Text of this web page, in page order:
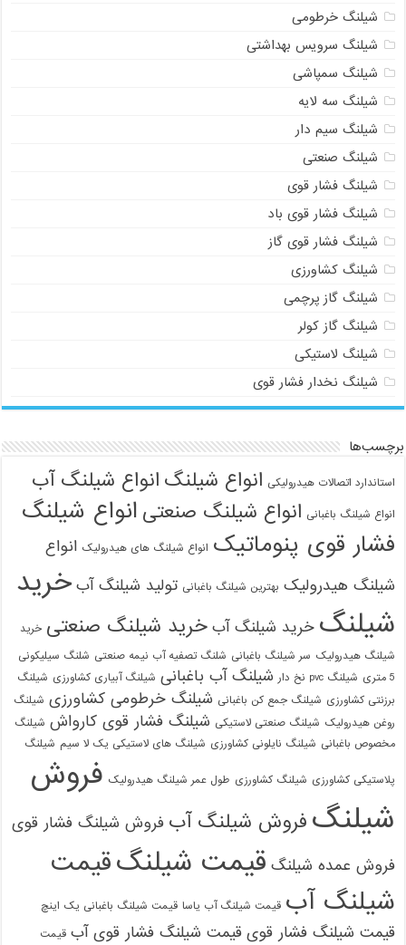
شیلنگ خرطومی
شیلنگ سرویس بهداشتی
شیلنگ سمپاشی
شیلنگ سه لایه
شیلنگ سیم دار
شیلنگ صنعتی
شیلنگ فشار قوی
شیلنگ فشار قوی باد
شیلنگ فشار قوی گاز
شیلنگ کشاورزی
شیلنگ گاز پرچمی
شیلنگ گاز کولر
شیلنگ لاستیکی
شیلنگ نخدار فشار قوی
برچسب‌ها
استاندارد اتصالات هیدرولیکی انواع شیلنگ انواع شیلنگ آب
انواع شیلنگ باغبانی انواع شیلنگ صنعتی انواع شیلنگ
فشار قوی پنوماتیک انواع شیلنگ های هیدرولیک انواع
شیلنگ هیدرولیک بهترین شیلنگ باغبانی تولید شیلنگ آب خرید
شیلنگ خرید شیلنگ آب خرید شیلنگ صنعتی خرید
شیلنگ هیدرولیک سر شیلنگ باغبانی شلنگ تصفیه آب نیمه صنعتی شلنگ سیلیکونی
5 متری
شیلنگ pvc نخ دار شیلنگ آب باغبانی شیلنگ آبیاری کشاورزی شیلنگ
برزنتی کشاورزی شیلنگ جمع کن باغبانی شیلنگ خرطومی کشاورزی شیلنگ
روغن هیدرولیک شیلنگ صنعتی لاستیکی شیلنگ فشار قوی کارواش شیلنگ
مخصوص باغبانی شیلنگ نایلونی کشاورزی شیلنگ های لاستیکی یک لا سیم شیلنگ
پلاستیکی کشاورزی شیلنگ کشاورزی طول عمر شیلنگ هیدرولیک فروش
شیلنگ فروش شیلنگ آب فروش شیلنگ فشار قوی
فروش عمده شیلنگ قیمت شیلنگقیمت
شیلنگ آب قیمت شیلنگ آب یاسا قیمت شیلنگ باغبانی یک اینچ
قیمت شیلنگ فشار قوی قیمت شیلنگ فشار قوی آب قیمت
021-33112528